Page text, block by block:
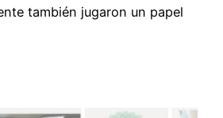
también jugaron un papel